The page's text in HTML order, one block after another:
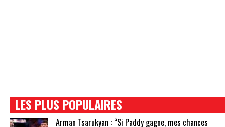
LES PLUS POPULAIRES
Arman Tsarukyan : “Si Paddy gagne, mes chances